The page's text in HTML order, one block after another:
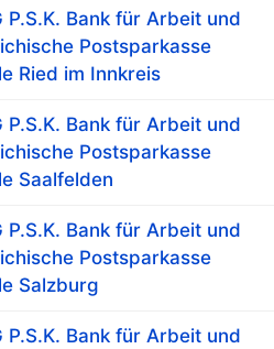
P.S.K. Bank für Arbeit und
Postsparkasse
Ried im Innkreis
P.S.K. Bank für Arbeit und
Postsparkasse
Saalfelden
P.S.K. Bank für Arbeit und
Postsparkasse
Salzburg
P.S.K. Bank für Arbeit und